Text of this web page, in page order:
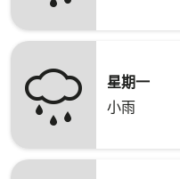
星期一
小雨